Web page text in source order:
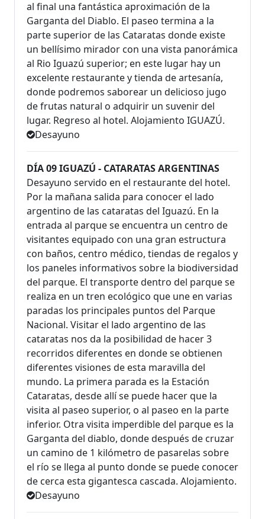
al final una fantástica aproximación de la
Garganta del Diablo. El paseo termina a la
parte superior de las Cataratas donde existe
un bellísimo mirador con una vista panorámica
al Rio Iguazú superior; en este lugar hay un
excelente restaurante y tienda de artesanía,
donde podremos saborear un delicioso jugo
de frutas natural o adquirir un suvenir del
lugar. Regreso al hotel. Alojamiento IGUAZÚ.
Desayuno
DÍA 09 IGUAZÚ - CATARATAS ARGENTINAS
Desayuno servido en el restaurante del hotel.
Por la mañana salida para conocer el lado
argentino de las cataratas del Iguazú. En la
entrada al parque se encuentra un centro de
visitantes equipado con una gran estructura
con baños, centro médico, tiendas de regalos y
los paneles informativos sobre la biodiversidad
del parque. El transporte dentro del parque se
realiza en un tren ecológico que une en varias
paradas los principales puntos del Parque
Nacional. Visitar el lado argentino de las
cataratas nos da la posibilidad de hacer 3
recorridos diferentes en donde se obtienen
diferentes visiones de esta maravilla del
mundo. La primera parada es la Estación
Cataratas, desde allí se puede hacer que la
visita al paseo superior, o al paseo en la parte
inferior. Otra visita imperdible del parque es la
Garganta del diablo, donde después de cruzar
un camino de 1 kilómetro de pasarelas sobre
el río se llega al punto donde se puede conocer
de cerca esta gigantesca cascada. Alojamiento.
Desayuno